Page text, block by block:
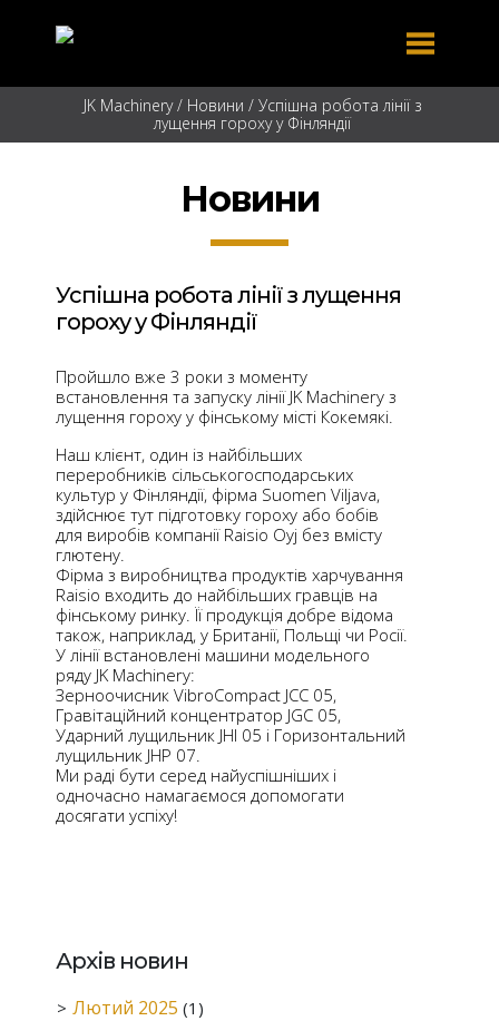
JK Machinery/ Новини / Успішна робота лінії з
лущення гороху у Фінляндії
Новини
Успішна робота лінії з лущення
гороху у Фінляндії
Пройшло вже 3 роки з моменту
встановлення та запуску лінії JK Machinery з
лущення гороху у фінському місті Кокемякі.
Наш клієнт, один із найбільших
переробників сільськогосподарських
культур у Фінляндії, фірма Suomen Viljava,
здійснює тут підготовку гороху або бобів
для виробів компанії Raisio Oyj без вмісту
глютену.
Фірма з виробництва продуктів харчування
Raisio входить до найбільших гравців на
фінському ринку. Її продукція добре відома
також, наприклад, у Британії, Польщі чи Росії.
У лінії встановлені машини модельного
ряду JK Machinery:
Зерноочисник VibroCompact JCC 05,
Гравітаційний концентратор JGC 05,
Ударний лущильник JHI 05 і Горизонтальний
лущильник JHP 07.
Ми раді бути серед найуспішніших і
одночасно намагаємося допомогати
досягати успіху!
Архів новин
Лютий 2025 (1)